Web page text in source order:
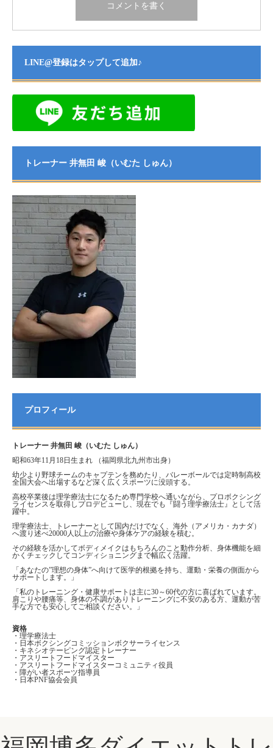
LINE@登録はタップして追加♪
トレーナー 井無田 峻（いむた しゅん）
プロフィール
トレーナー 井無田 峻（いむた しゅん）
昭和63年11月18日生まれ （福岡県北九州市出身）
幼少より野球チームのキャプテンを務めたり、バレーボールでは定時制高校
全国大会へ出場するなど深く広くスポーツに没頭する。
高校卒業後は理学療法士になるため専門学校へ通いながら、プロボクシング
ライセンスを取得しプロデビューし、現在でも『闘う理学療法士』として活
躍中。
理学療法士、トレーナーとして国内だけでなく、海外（アメリカ・カナダ）
へ渡り述べ20000人以上の治療や身体ケアの経験を積む。
その経験を活かしてボディメイクはもちろんのこと動作分析、身体機能を細
かくチェックしてコンディショニングまで幅広く活躍。
「あなたの”理想の身体”へ向けて医学的根拠を持ち、運動・栄養の側面から
サポートします。」
「私のトレーニング・健康サポートは主に30～60代の方に喜ばれています。
肩こりや腰痛等、身体の不調がありトレーニングに不安のある方、運動が苦
手な方でも安心してご相談ください。」
資格
・理学療法士
・日本ボクシングコミッションボクサーライセンス
・キネシオテーピング認定トレーナー
・アスリートフードマイスター
・アスリートフードマイスターコミュニティ役員
・障がい者スポーツ指導員
・日本PNF協会会員